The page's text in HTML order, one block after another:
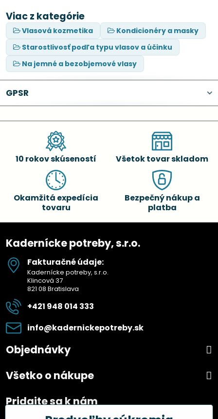
Viac z kategórie
Vlasová kozmetika
Kondicionéry a masky
Starostlivosť podľa typu vlasov a účinku
Na jemné a bezobjemové vlasy
GPSR
10 rokov skúseností Všetok tovar skladom
Okamžitá expedícia
tovaru
Bezpečný nákup a
platba
Kadernícke potreby, s.r.o.
Fakturačné údaje:
Kadernícke potreby, s.r.o.
Klincová 37
821 08 Bratislava
+421 948 014 333
info​@kadernickepotreby​.sk
Objednávky
Všetko o nákupe
Pridajte sa k nám